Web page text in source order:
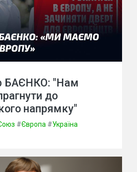
БАЄНКО: "Нам
до
напрямку"
#Європа #Україна